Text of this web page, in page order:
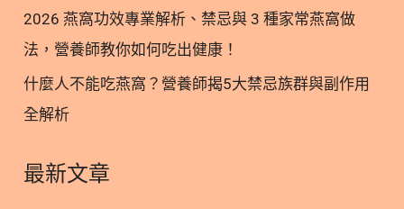
配與加熱禁忌 5. 即食燕窩/乾燕窩保存與新鮮度維持
5.1. 保存期限差異 5.2. 冷藏細節要注意 6. 哪些族群
成為您的日常儀式 8. 選擇專業與安心，立即開啟您
的燕窩養生之旅 9. 關於即食燕窩/乾燕窩的常見問題
副作用？ Q2：為什麼市面上有的即食燕窩/乾燕窩很
2026 燕窩功效專業解析、禁忌與 3 種家常燕窩做
法，營養師教你如何吃出健康！
什麼人不能吃燕窩？營養師揭5大禁忌族群與副作用
全解析
最新文章